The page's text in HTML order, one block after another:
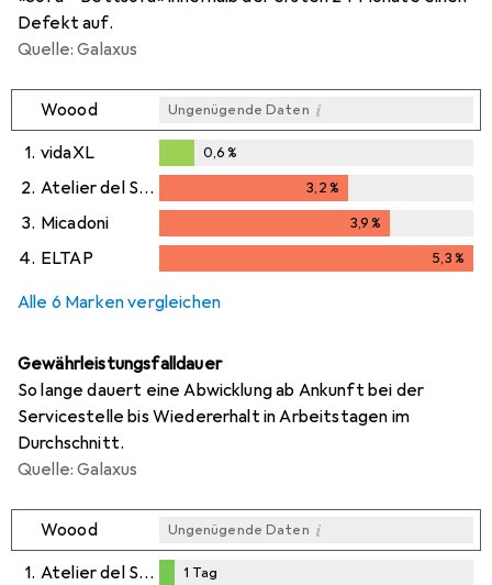
Defekt auf.
Quelle: Galaxus
Woood Ungenügende Daten i
1. vidaXL
0,6%
0,6%
2. Atelier del Sofa 3,2%
3. Micadoni 3,9%
4. ELTAP 5,3%
Alle 6 Marken vergleichen
Gewährleistungsfalldauer
So lange dauert eine Abwicklung ab Ankunft bei der
Servicestelle bis Wiedererhalt in Arbeitstagen im
Durchschnitt.
Quelle: Galaxus
Woood Ungenügende Daten i
1. Atelier del Sofa 1 Tag